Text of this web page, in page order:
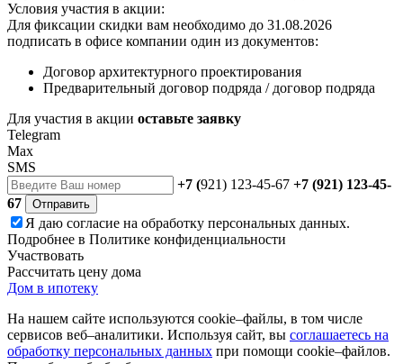
Условия участия в акции:
Для фиксации скидки вам необходимо до 31.08.2026
подписать в офисе компании один из документов:
Договор архитектурного проектирования
Предварительный договор подряда / договор подряда
Для участия в акции оставьте заявку
Telegram
Max
SMS
+7 (921) 123-45-67 +7 (921) 123-45-
67
Отправить
Я даю согласие на обработку персональных данных.
Подробнее в Политике конфиденциальности
Участвовать
Рассчитать цену дома
Дом в ипотеку
На нашем сайте используются cookie–файлы, в том числе
сервисов веб–аналитики. Используя сайт, вы соглашаетесь на
обработку персональных данных при помощи cookie–файлов.